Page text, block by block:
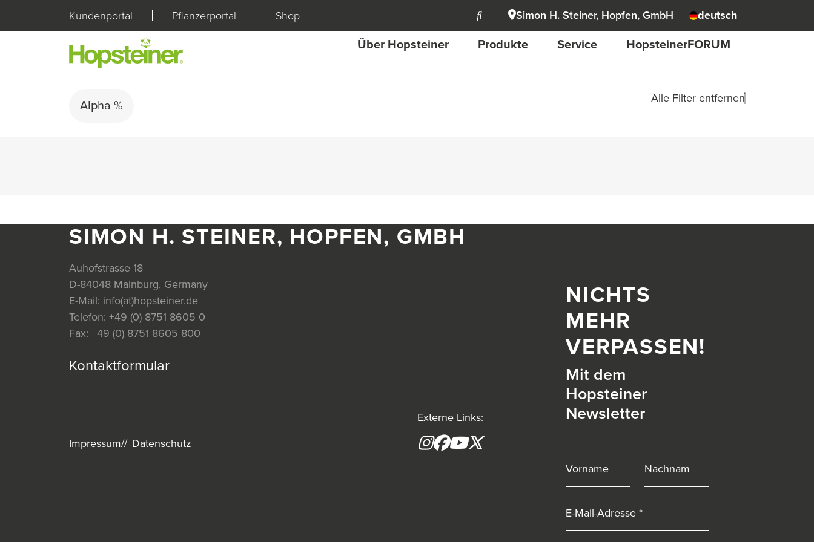
Kundenportal Pflanzerportal Shop Simon H. Steiner, Hopfen, GmbH deutsch
Über Hopsteiner Produkte Service HopsteinerFORUM
Alpha %
Alle Filter entfernen
SIMON H. STEINER, HOPFEN, GMBH
Auhofstrasse 18
D-84048 Mainburg, Germany
E-Mail: info(at)hopsteiner.de
Telefon: +49 (0) 8751 8605 0
Fax: +49 (0) 8751 8605 800
Kontaktformular
Externe Links:
Instagram
Facebook
YouTube
Impressum Datenschutz
NICHTS
MEHR
VERPASSEN!
Mit dem
Hopsteiner
Newsletter